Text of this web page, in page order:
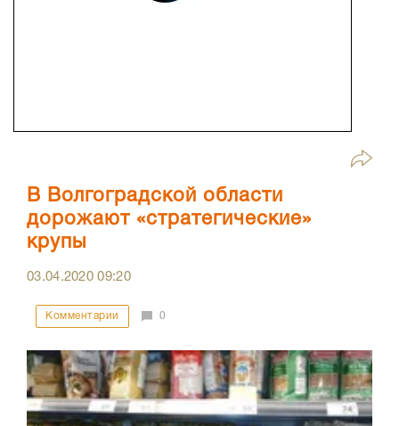
В Волгоградской области
дорожают «стратегические»
крупы
03.04.202009:20
Комментарии 0